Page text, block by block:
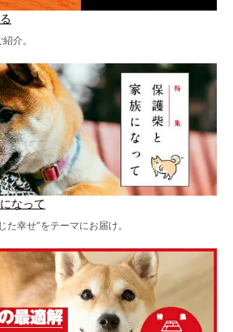
介。
なって
幸せ”をテーマにお届け。